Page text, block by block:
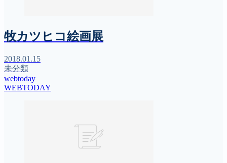
牧カツヒコ絵画展
2018.01.15
未分類
webtoday
WEBTODAY